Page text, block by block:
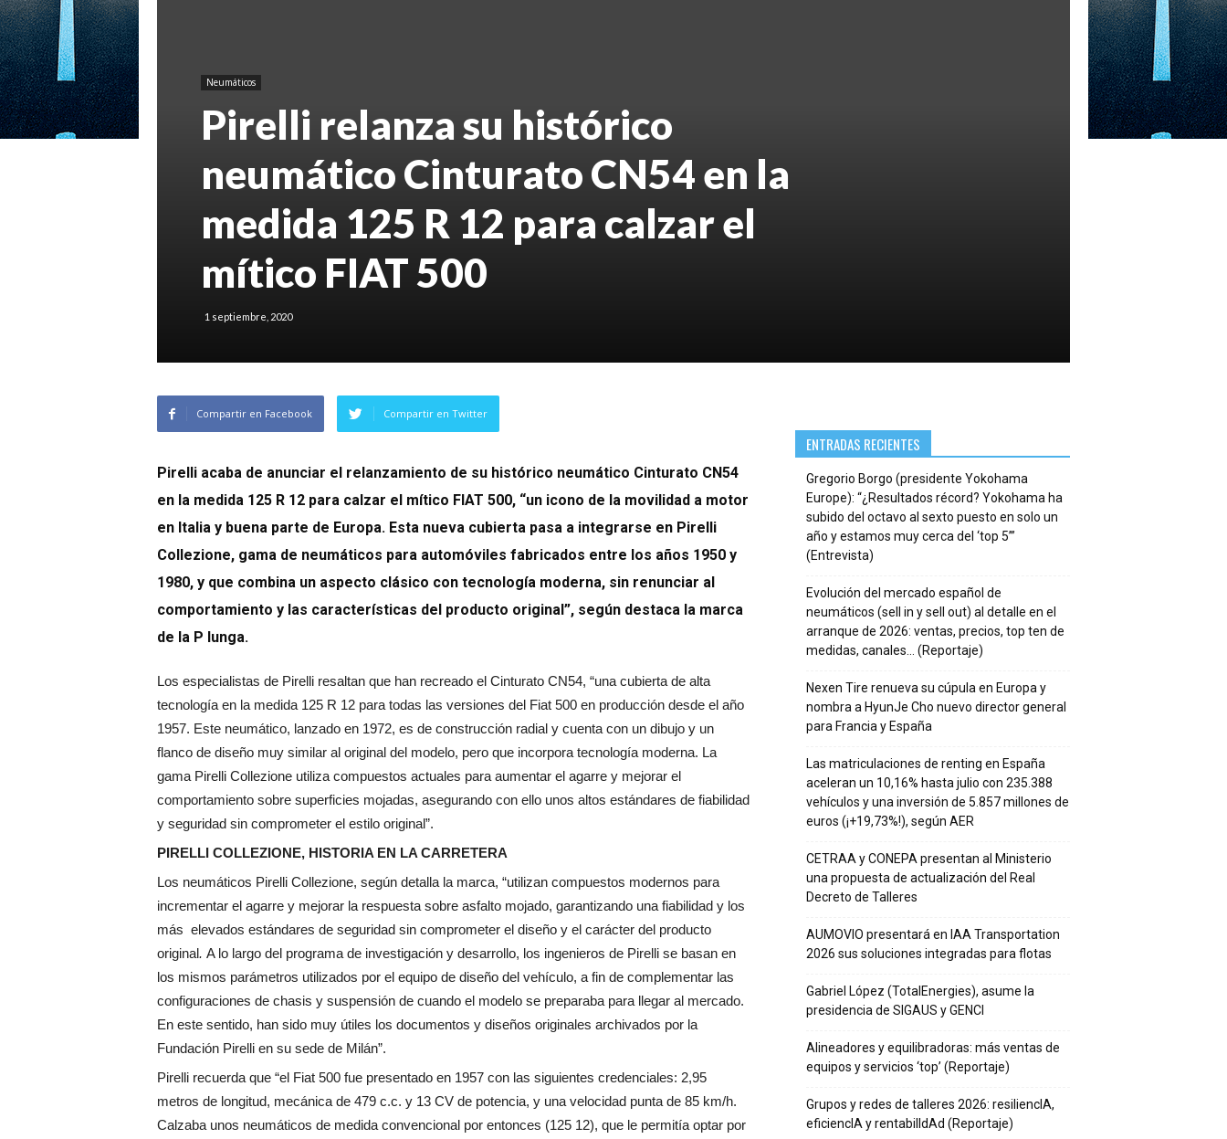
Neumáticos
Pirelli relanza su histórico
neumático Cinturato CN54 en la
medida 125 R 12 para calzar el
mítico FIAT 500
1 septiembre, 2020
Compartir en Facebook Compartir en Twitter
Pirelli acaba de anunciar el relanzamiento de su histórico neumático Cinturato CN54
en la medida 125 R 12 para calzar el mítico FIAT 500, “un icono de la movilidad a motor
en Italia y buena parte de Europa. Esta nueva cubierta pasa a integrarse en Pirelli
Collezione, gama de neumáticos para automóviles fabricados entre los años 1950 y
1980, y que combina un aspecto clásico con tecnología moderna, sin renunciar al
comportamiento y las características del producto original”, según destaca la marca
de la P lunga.
Los especialistas de Pirelli resaltan que han recreado el Cinturato CN54, “una cubierta de alta
tecnología en la medida 125 R 12 para todas las versiones del Fiat 500 en producción desde el año
1957. Este neumático, lanzado en 1972, es de construcción radial y cuenta con un dibujo y un
flanco de diseño muy similar al original del modelo, pero que incorpora tecnología moderna. La
gama Pirelli Collezione utiliza compuestos actuales para aumentar el agarre y mejorar el
comportamiento sobre superficies mojadas, asegurando con ello unos altos estándares de fiabilidad
y seguridad sin comprometer el estilo original”.
PIRELLI COLLEZIONE, HISTORIA EN LA CARRETERA
Los neumáticos Pirelli Collezione, según detalla la marca, “utilizan compuestos modernos para
incrementar el agarre y mejorar la respuesta sobre asfalto mojado, garantizando una fiabilidad y los
más elevados estándares de seguridad sin comprometer el diseño y el carácter del producto
original. A lo largo del programa de investigación y desarrollo, los ingenieros de Pirelli se basan en
los mismos parámetros utilizados por el equipo de diseño del vehículo, a fin de complementar las
configuraciones de chasis y suspensión de cuando el modelo se preparaba para llegar al mercado.
En este sentido, han sido muy útiles los documentos y diseños originales archivados por la
Fundación Pirelli en su sede de Milán”.
Pirelli recuerda que “el Fiat 500 fue presentado en 1957 con las siguientes credenciales: 2,95
metros de longitud, mecánica de 479 c.c. y 13 CV de potencia, y una velocidad punta de 85 km/h.
Calzaba unos neumáticos de medida convencional por entonces (125 12), que le permitía optar por
ENTRADAS RECIENTES
Gregorio Borgo (presidente Yokohama
Europe): “¿Resultados récord? Yokohama ha
subido del octavo al sexto puesto en solo un
año y estamos muy cerca del ‘top 5’”
(Entrevista)
Evolución del mercado español de
neumáticos (sell in y sell out) al detalle en el
arranque de 2026: ventas, precios, top ten de
medidas, canales… (Reportaje)
Nexen Tire renueva su cúpula en Europa y
nombra a HyunJe Cho nuevo director general
para Francia y España
Las matriculaciones de renting en España
aceleran un 10,16% hasta julio con 235.388
vehículos y una inversión de 5.857 millones de
euros (¡+19,73%!), según AER
CETRAA y CONEPA presentan al Ministerio
una propuesta de actualización del Real
Decreto de Talleres
AUMOVIO presentará en IAA Transportation
2026 sus soluciones integradas para flotas
Gabriel López (TotalEnergies), asume la
presidencia de SIGAUS y GENCI
Alineadores y equilibradoras: más ventas de
equipos y servicios ‘top’ (Reportaje)
Grupos y redes de talleres 2026: resiliencIA,
eficiencIA y rentabilIdAd (Reportaje)